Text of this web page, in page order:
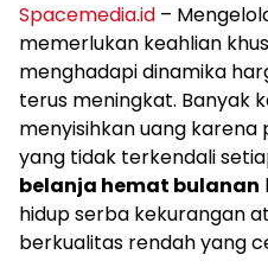
Spacemedia.id –
memerlukan keahlian
menghadapi dinamika
terus meningkat. Banyak
menyisihkan uang karena
yang tidak terkendali
belanja hemat bulanan
hidup serba kekurangan
berkualitas rendah yang